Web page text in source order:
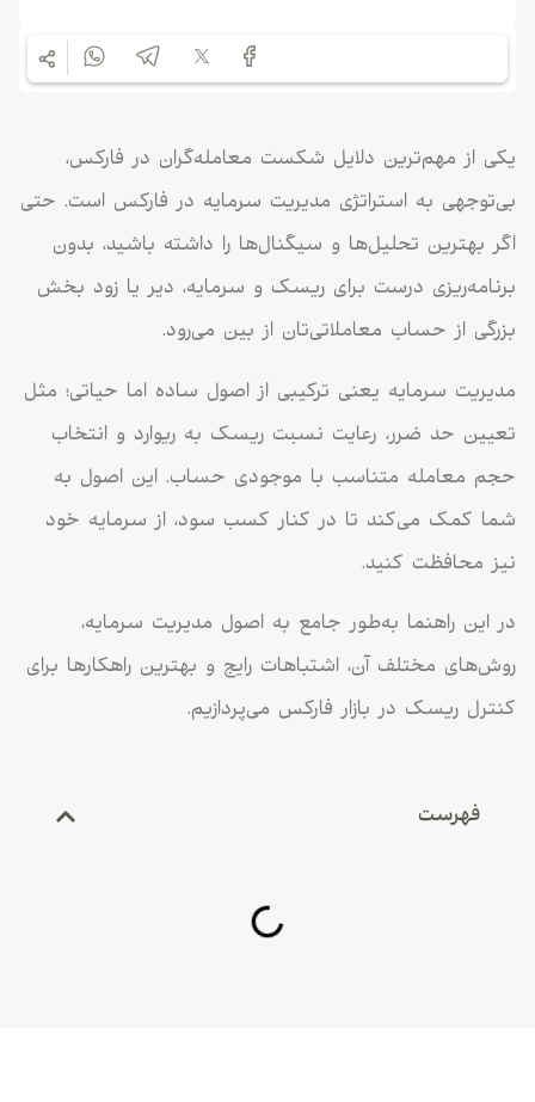
یکی از مهم‌ترین دلایل شکست معامله‌گران در فارکس،
بی‌توجهی به استراتژی مدیریت سرمایه در فارکس است. حتی
اگر بهترین تحلیل‌ها و سیگنال‌ها را داشته باشید، بدون
برنامه‌ریزی درست برای ریسک و سرمایه، دیر یا زود بخش
بزرگی از حساب معاملاتی‌تان از بین می‌رود.
مدیریت سرمایه یعنی ترکیبی از اصول ساده اما حیاتی؛ مثل
تعیین حد ضرر، رعایت نسبت ریسک به ریوارد و انتخاب
حجم معامله متناسب با موجودی حساب. این اصول به
شما کمک می‌کند تا در کنار کسب سود، از سرمایه خود
نیز محافظت کنید.
در این راهنما به‌طور جامع به اصول مدیریت سرمایه،
روش‌های مختلف آن، اشتباهات رایج و بهترین راهکارها برای
کنترل ریسک در بازار فارکس می‌پردازیم.
فهرست